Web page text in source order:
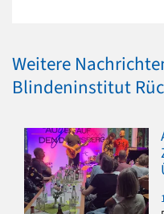
Weitere
Blindeninstitut